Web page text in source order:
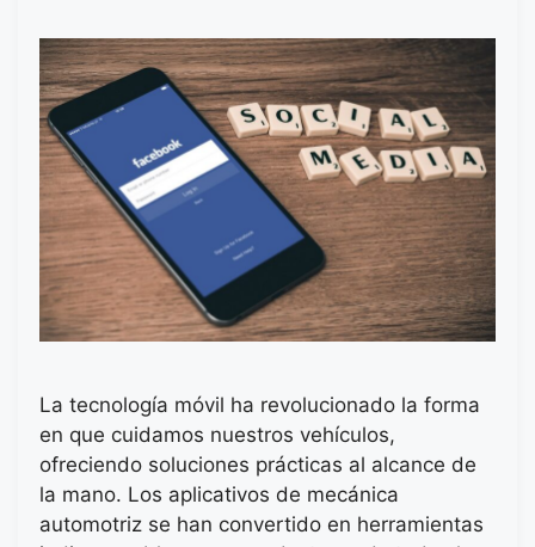
La tecnología móvil ha revolucionado la forma
en que cuidamos nuestros vehículos,
ofreciendo soluciones prácticas al alcance de
la mano. Los aplicativos de mecánica
automotriz se han convertido en herramientas